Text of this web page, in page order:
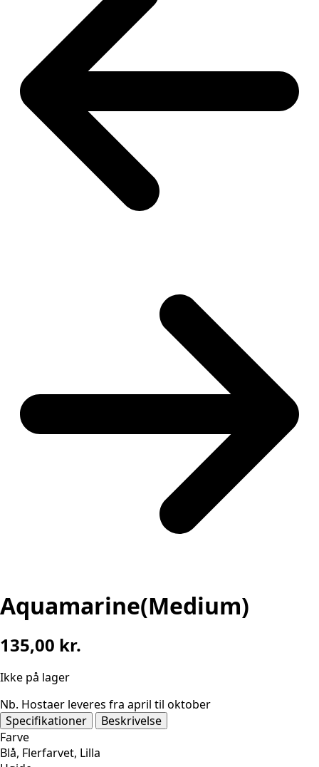
Aquamarine(Medium)
135,00 kr.
Ikke på lager
Nb. Hostaer leveres fra april til oktober
Specifikationer
Beskrivelse
Farve
Blå, Flerfarvet, Lilla